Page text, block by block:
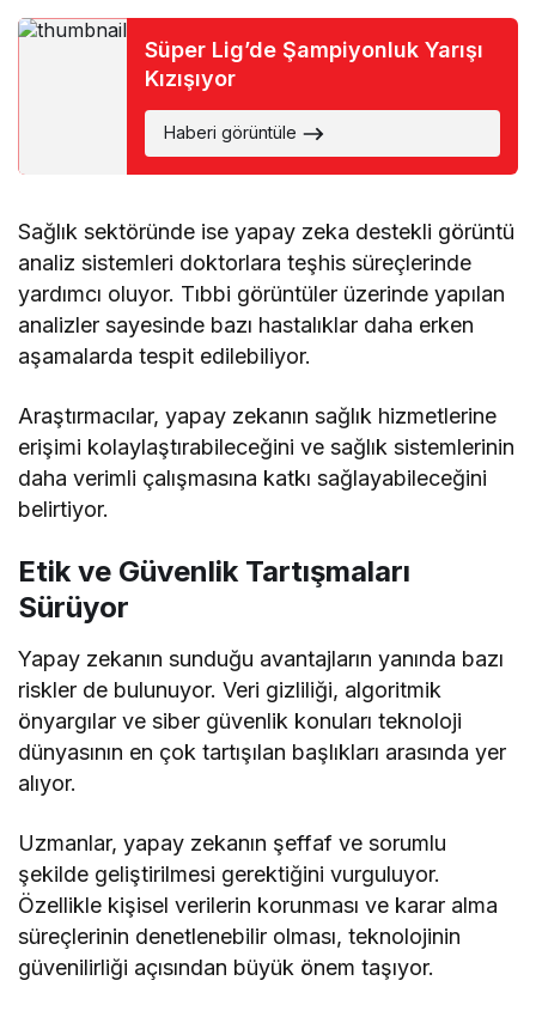
Süper Lig’de Şampiyonluk Yarışı
Kızışıyor
Haberi görüntüle
Sağlık sektöründe ise yapay zeka destekli görüntü
analiz sistemleri doktorlara teşhis süreçlerinde
yardımcı oluyor. Tıbbi görüntüler üzerinde yapılan
analizler sayesinde bazı hastalıklar daha erken
aşamalarda tespit edilebiliyor.
Araştırmacılar, yapay zekanın sağlık hizmetlerine
erişimi kolaylaştırabileceğini ve sağlık sistemlerinin
daha verimli çalışmasına katkı sağlayabileceğini
belirtiyor.
Etik ve Güvenlik Tartışmaları
Sürüyor
Yapay zekanın sunduğu avantajların yanında bazı
riskler de bulunuyor. Veri gizliliği, algoritmik
önyargılar ve siber güvenlik konuları teknoloji
dünyasının en çok tartışılan başlıkları arasında yer
alıyor.
Uzmanlar, yapay zekanın şeffaf ve sorumlu
şekilde geliştirilmesi gerektiğini vurguluyor.
Özellikle kişisel verilerin korunması ve karar alma
süreçlerinin denetlenebilir olması, teknolojinin
güvenilirliği açısından büyük önem taşıyor.